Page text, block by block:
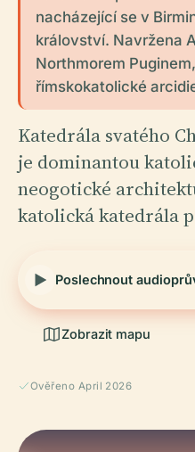
nacházející se v
království. Navržena
Northmorem
římskokatolické
Katedrála svatého
je dominantou
neogotické
katolická katedrála
Poslechnout
Zobrazit mapu
Ověřeno April 2026